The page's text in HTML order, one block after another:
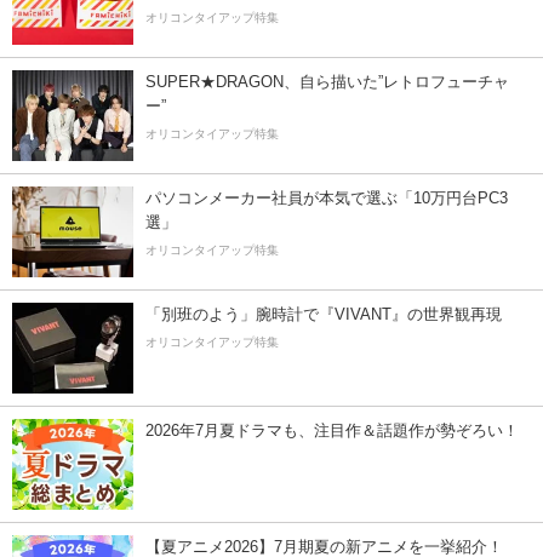
オリコンタイアップ特集
SUPER★DRAGON、自ら描いた”レトロフューチャ
ー”
オリコンタイアップ特集
パソコンメーカー社員が本気で選ぶ「10万円台PC3
選」
オリコンタイアップ特集
「別班のよう」腕時計で『VIVANT』の世界観再現
オリコンタイアップ特集
2026年7月夏ドラマも、注目作＆話題作が勢ぞろい！
【夏アニメ2026】7月期夏の新アニメを一挙紹介！